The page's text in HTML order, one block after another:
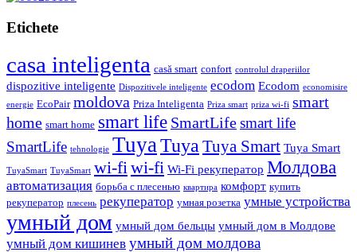
Etichete
casa inteligenta casă smart confort controlul draperiilor
dispozitive inteligente Dispozitivele inteligente ecodom Ecodom economisire
energie EcoPair moldova Priza Inteligenta Priza smart priza wi-fi smart
home smart home smart life SmartLife smart life
SmartLife tehnologie Tuya Tuya Tuya Smart Tuya Smart
TuyaSmart TuyaSmart wi-fi wi-fi Wi-Fi рекуператор Молдова
автоматизация борьба с плесенью квартира комфорт купить
рекуператор плесень рекуператор умная розетка умные устройства
умный дом умный дом бельцы умный дом в Молдове
умный дом кишинев умный дом молдова